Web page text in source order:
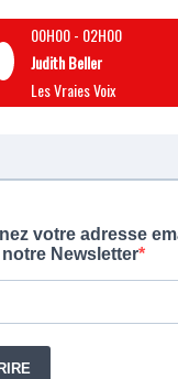
00H00- 02H00
Judith Beller
Les Vraies Voix